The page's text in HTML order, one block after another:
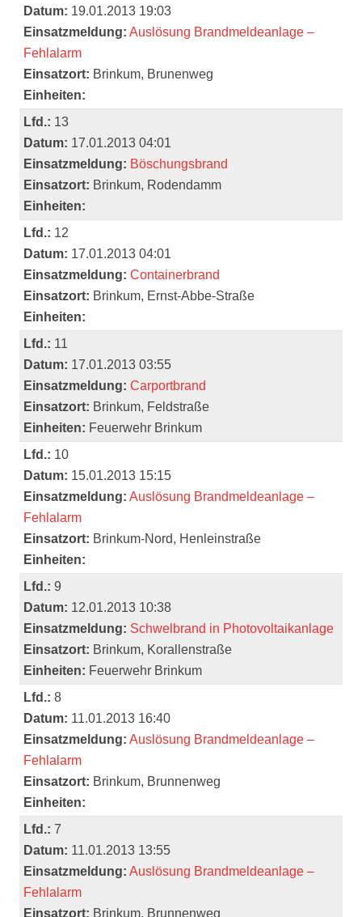
Datum: 19.01.2013 19:03
Einsatzmeldung: Auslösung Brandmeldeanlage –
Fehlalarm
Einsatzort: Brinkum, Brunenweg
Einheiten:
Lfd.: 13
Datum: 17.01.2013 04:01
Einsatzmeldung: Böschungsbrand
Einsatzort: Brinkum, Rodendamm
Einheiten:
Lfd.: 12
Datum: 17.01.2013 04:01
Einsatzmeldung: Containerbrand
Einsatzort: Brinkum, Ernst-Abbe-Straße
Einheiten:
Lfd.: 11
Datum: 17.01.2013 03:55
Einsatzmeldung: Carportbrand
Einsatzort: Brinkum, Feldstraße
Einheiten: Feuerwehr Brinkum
Lfd.: 10
Datum: 15.01.2013 15:15
Einsatzmeldung: Auslösung Brandmeldeanlage –
Fehlalarm
Einsatzort: Brinkum-Nord, Henleinstraße
Einheiten:
Lfd.: 9
Datum: 12.01.2013 10:38
Einsatzmeldung: Schwelbrand in Photovoltaikanlage
Einsatzort: Brinkum, Korallenstraße
Einheiten: Feuerwehr Brinkum
Lfd.: 8
Datum: 11.01.2013 16:40
Einsatzmeldung: Auslösung Brandmeldeanlage –
Fehlalarm
Einsatzort: Brinkum, Brunnenweg
Einheiten:
Lfd.: 7
Datum: 11.01.2013 13:55
Einsatzmeldung: Auslösung Brandmeldeanlage –
Fehlalarm
Einsatzort: Brinkum, Brunnenweg